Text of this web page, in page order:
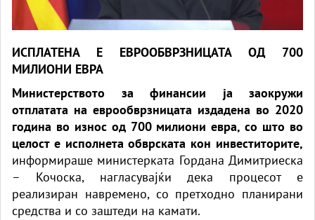
ИСПЛАТЕНА Е ЕВРООБВРЗНИЦАТА ОД 700
МИЛИОНИ ЕВРА
Министерството за финансии ја заокружи
отплатата на еврообврзницата издадена во 2020
година во износ од 700 милиони евра, со што во
целост е исполнета обврската кон инвеститорите,
информираше министерката Гордана Димитриеска
– Кочоска, нагласувајќи дека процесот е
реализиран навремено, со претходно планирани
средства и со заштеди на камати.